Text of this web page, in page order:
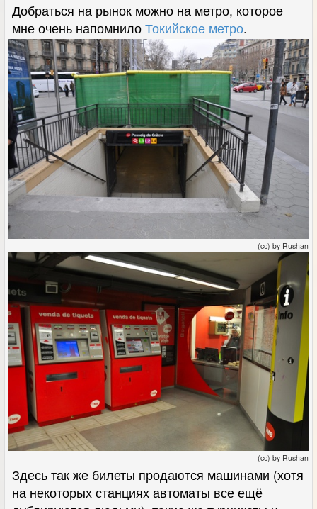
Добраться на рынок можно на метро, которое
мне очень напомнило Токийское метро.
(cc) by Rushan
(cc) by Rushan
Здесь так же билеты продаются машинами (хотя
на некоторых станциях автоматы все ещё